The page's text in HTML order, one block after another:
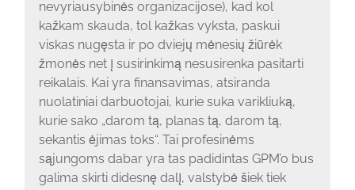
nevyriausybinės organizacijose), kad kol
kažkam skauda, tol kažkas vyksta, paskui
viskas nugęsta ir po dviejų mėnesių žiūrėk
žmonės net į susirinkimą nesusirenka pasitarti
reikalais. Kai yra finansavimas, atsiranda
nuolatiniai darbuotojai, kurie suka varikliuką,
kurie sako „darom tą, planas tą, darom tą,
sekantis ėjimas toks“. Tai profesinėms
sąjungoms dabar yra tas padidintas GPM’o bus
galima skirti didesnę dalį, valstybė šiek tiek